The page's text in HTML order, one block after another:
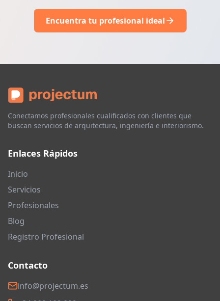
Encuentra tu profesional ideal
Conectamos profesionales cualificados con clientes que
buscan servicios de arquitectura, ingeniería e interiorismo.
Enlaces Rápidos
Inicio
Servicios
Profesionales
Blog
Registro Profesional
Contacto
info@projectum.es